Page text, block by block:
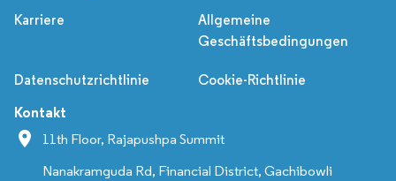
Karriere
Allgemeine
Geschäftsbedingungen
Datenschutzrichtlinie Cookie-Richtlinie
Kontakt
11th Floor, Rajapushpa Summit
Nanakramguda Rd, Financial District, Gachibowli